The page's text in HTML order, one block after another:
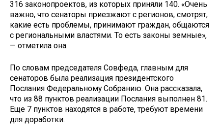
316 законопроектов, из которых приняли 140. «Очень
важно, что сенаторы приезжают с регионов, смотрят,
какие есть проблемы, принимают граждан, общаются
с региональными властями. То есть законы земные»,
— отметила она.
По словам председателя Совфеда, главным для
сенаторов была реализация президентского
Послания Федеральному Собранию. Она рассказала,
что из 88 пунктов реализации Послания выполнен 81.
Еще 7 пунктов находятся в работе, требуют времени
для доработки.